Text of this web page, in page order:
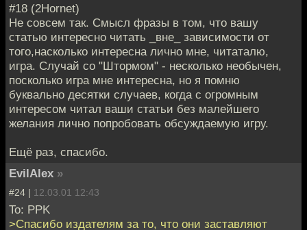
#18 (2Hornet)
Не совсем так. Смысл фразы в том, что вашу
статью интересно читать _вне_ зависимости от
того,насколько интересна лично мне, читаталю,
игра. Случай со "Штормом" - несколько необычен,
посколько игра мне интересна, но я помню
буквально десятки случаев, когда с огромным
интересом читал ваши статьи без малейшего
желания лично попробовать обсуждаемую игру.
Ещё раз, спасибо.
EvilAlex »
#24 | 12.03.01 12:43
To: PPK
>Спасибо издателям за то, что они заставляют